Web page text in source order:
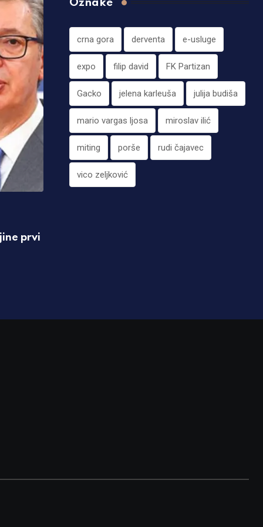
prvi
Oznake
crna gora derventa e-usluge
expo filip david FK Partizan
Gacko jelena karleuša julija budiša
mario vargas ljosa miroslav ilić
miting porše rudi čajavec
vico zeljković